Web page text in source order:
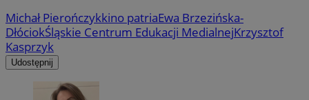
Michał Pierończykkino patriaEwa Brzezińska-
DłóciokŚląskie Centrum Edukacji MedialnejKrzysztof
Kasprzyk
Udostępnij